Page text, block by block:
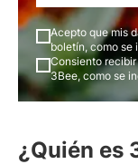
Acepto que mis
boletín, como se
Consiento
3Bee, como se
¿Quién es